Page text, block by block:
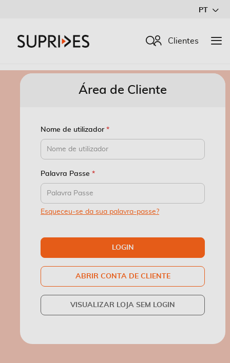
Conteúdo
PT
Procurar
Clientes
Área de Cliente
Nome de utilizador
Palavra Passe
Esqueceu-se da sua palavra-passe?
LOGIN
ABRIR CONTA DE CLIENTE
VISUALIZAR LOJA SEM LOGIN